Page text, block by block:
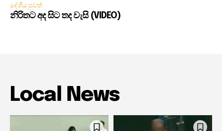
දේශීය පුවත්
නිරිතට අද සිට තද වැසි (VIDEO)
Local News